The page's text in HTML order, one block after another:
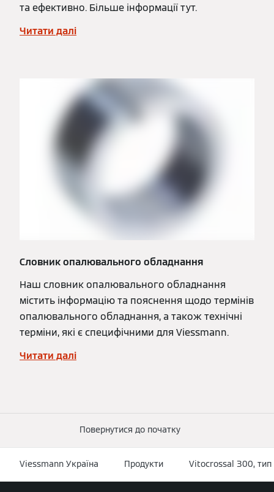
та ефективно. Більше інформації тут.
Читати далі
Словник опалювального обладнання
Наш словник опалювального обладнання
містить інформацію та пояснення щодо термінів
опалювального обладнання, а також технічні
терміни, які є специфічними для Viessmann.
Читати далі
Повернутися до початку
Viessmann Україна Продукти Vitocrossal 300, тип